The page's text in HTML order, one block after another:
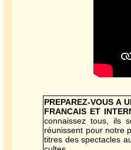
PREPAREZ-VOUS A
FRANCAIS ET
connaissez tous, ils
réunissent pour notre
titres des spectacles